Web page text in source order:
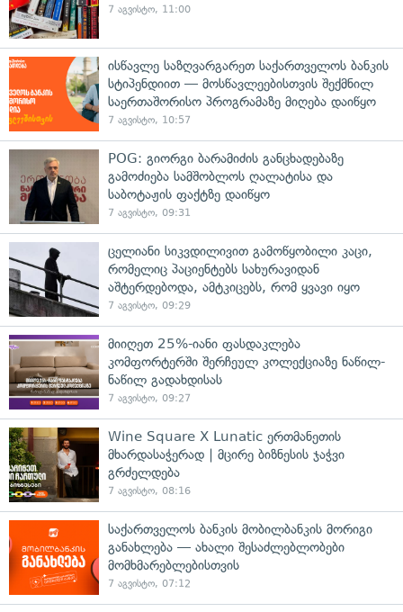
7 აგვისტო, 11:00
ისწავლე საზღვარგარეთ საქართველოს ბანკის
სტიპენდიით — მოსწავლეებისთვის შექმნილ
საერთაშორისო პროგრამაზე მიღება დაიწყო
7 აგვისტო, 10:57
POG: გიორგი ბარამიძის განცხადებაზე
გამოძიება სამშობლოს ღალატისა და
საბოტაჟის ფაქტზე დაიწყო
7 აგვისტო, 09:31
ცელიანი სიკვდილივით გამოწყობილი კაცი,
რომელიც პაციენტებს სახურავიდან
აშტერდებოდა, ამტკიცებს, რომ ყვავი იყო
7 აგვისტო, 09:29
მიიღეთ 25%-იანი ფასდაკლება
კომფორტერში შერჩეულ კოლექციაზე ნაწილ-
ნაწილ გადახდისას
7 აგვისტო, 09:27
Wine Square X Lunatic ერთმანეთის
მხარდასაჭერად | მცირე ბიზნესის ჯაჭვი
გრძელდება
7 აგვისტო, 08:16
საქართველოს ბანკის მობილბანკის მორიგი
განახლება — ახალი შესაძლებლობები
მომხმარებლებისთვის
7 აგვისტო, 07:12